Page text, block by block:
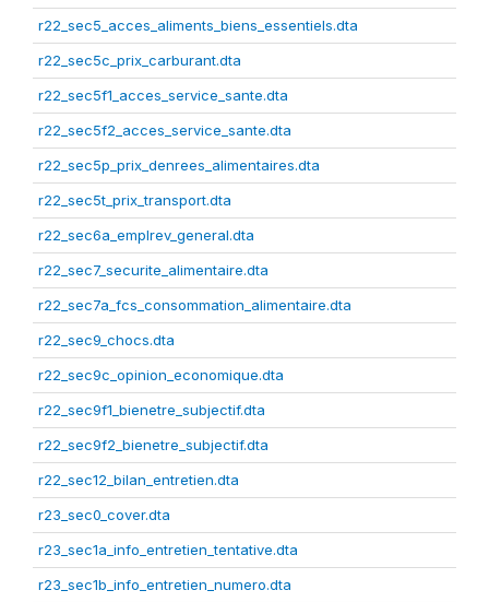
r22_sec5_acces_aliments_biens_essentiels.dta
r22_sec5c_prix_carburant.dta
r22_sec5f1_acces_service_sante.dta
r22_sec5f2_acces_service_sante.dta
r22_sec5p_prix_denrees_alimentaires.dta
r22_sec5t_prix_transport.dta
r22_sec6a_emplrev_general.dta
r22_sec7_securite_alimentaire.dta
r22_sec7a_fcs_consommation_alimentaire.dta
r22_sec9_chocs.dta
r22_sec9c_opinion_economique.dta
r22_sec9f1_bienetre_subjectif.dta
r22_sec9f2_bienetre_subjectif.dta
r22_sec12_bilan_entretien.dta
r23_sec0_cover.dta
r23_sec1a_info_entretien_tentative.dta
r23_sec1b_info_entretien_numero.dta